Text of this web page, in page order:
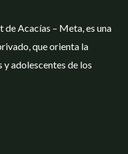
Acacías – Meta, es una
que orienta la
adolescentes de los